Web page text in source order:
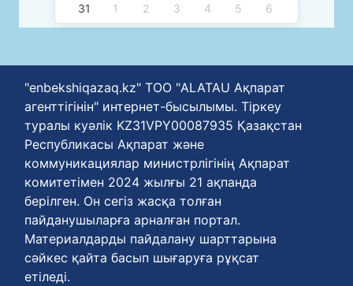
31 1 2 3 4 5 6
"enbekshiqazaq.kz" ТОО "ALATAU Ақпарат
агенттігінін" интернет-бысылымы. Тіркеу
туралы куәлік KZ31VPY00087935 Қазақстан
Республикасы Ақпарат және
коммуникациялар министрлігінің Ақпарат
комитетімен 2024 жылғы 21 ақпанда
берілген. Он сегіз жасқа толған
пайданушыларға арналған портал.
Материалдарды пайдалану шарттарына
сәйкес қайта басып шығаруға рұқсат
етіледі.